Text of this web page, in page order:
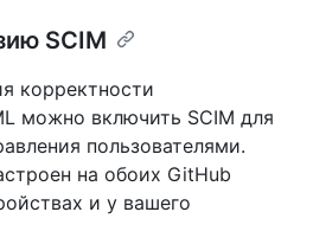
SCIM
корректности
можно включить SCIM для
пользователями.
на обоих GitHub
и у вашего